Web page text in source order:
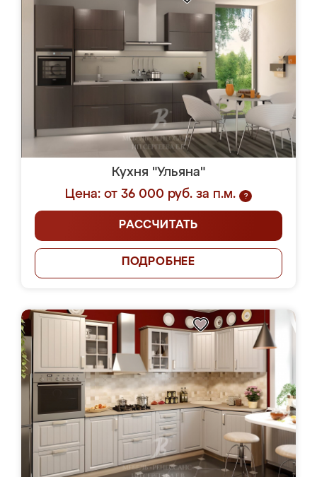
Кухня "Ульяна"
Цена: от 36 000 руб. за п.м.
?
РАССЧИТАТЬ
ПОДРОБНЕЕ